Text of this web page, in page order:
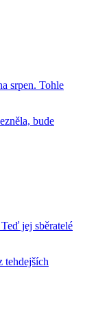
srpen. Tohle
bude
jej sběratelé
tehdejších